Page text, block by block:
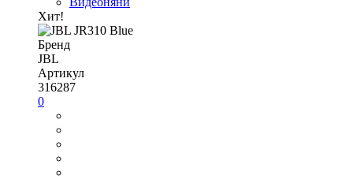
Хит!
Бренд
JBL
Артикул
316287
0